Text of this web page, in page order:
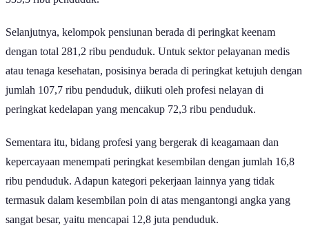
Selanjutnya, kelompok pensiunan berada di peringkat keenam
dengan total 281,2 ribu penduduk. Untuk sektor pelayanan medis
atau tenaga kesehatan, posisinya berada di peringkat ketujuh dengan
jumlah 107,7 ribu penduduk, diikuti oleh profesi nelayan di
peringkat kedelapan yang mencakup 72,3 ribu penduduk.
Sementara itu, bidang profesi yang bergerak di keagamaan dan
kepercayaan menempati peringkat kesembilan dengan jumlah 16,8
ribu penduduk. Adapun kategori pekerjaan lainnya yang tidak
termasuk dalam kesembilan poin di atas mengantongi angka yang
sangat besar, yaitu mencapai 12,8 juta penduduk.